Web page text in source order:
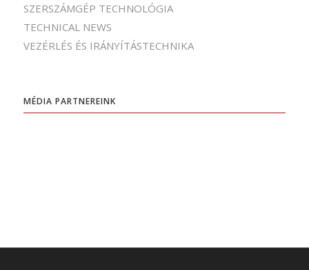
SZERSZÁMGÉP TECHNOLÓGIA
TECHNICAL NEWS
VEZÉRLÉS ÉS IRÁNYÍTÁSTECHNIKA
MÉDIA PARTNEREINK